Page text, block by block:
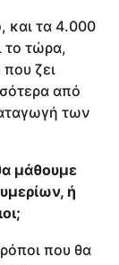
και τα 4.000
το τώρα,
ζει
από
των
μάθουμε
ή
που θα